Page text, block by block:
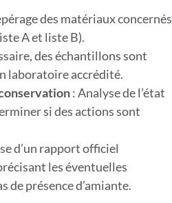
des matériaux concernés
A et liste B).
des échantillons sont
laboratoire accrédité.
: Analyse de l’état
si des actions sont
d’un rapport officiel
les éventuelles
de présence d’amiante.